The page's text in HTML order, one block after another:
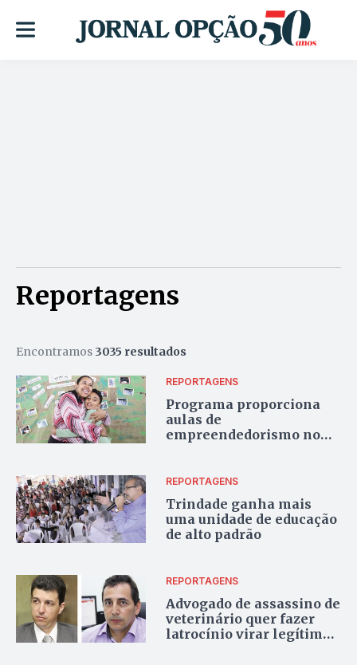
Reportagens
Encontramos 3035 resultados
REPORTAGENS
Programa proporciona
aulas de
empreendedorismo no
REPORTAGENS
Trindade ganha mais
uma unidade de educação
de alto padrão
REPORTAGENS
Advogado de assassino de
veterinário quer fazer
latrocínio virar legítima